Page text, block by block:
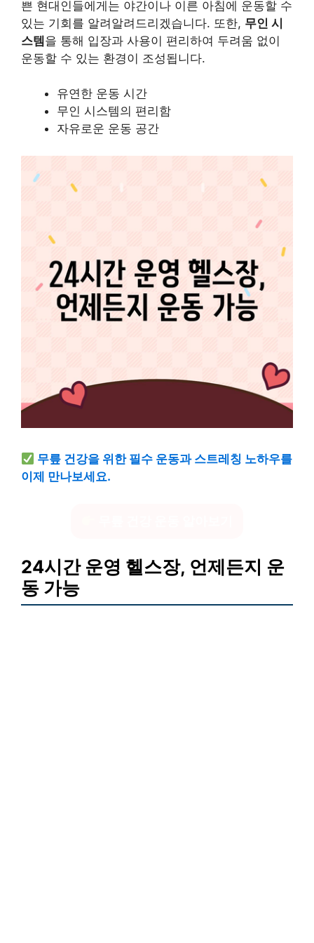
쁜 현대인들에게는 야간이나 이른 아침에 운동할 수
있는 기회를 알려알려드리겠습니다. 또한, 무인 시
스템을 통해 입장과 사용이 편리하여 두려움 없이
운동할 수 있는 환경이 조성됩니다.
유연한 운동 시간
무인 시스템의 편리함
자유로운 운동 공간
무릎 건강을 위한 필수 운동과 스트레칭 노하우를
이제 만나보세요.
24시간 운영 헬스장, 언제든지 운
동 가능